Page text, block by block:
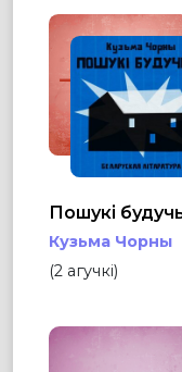
Кузьма Чорны
ПОШУКІ
БУДУЧЫНІ
Пошукі
Кузьма Чорны
(2 агучкі)